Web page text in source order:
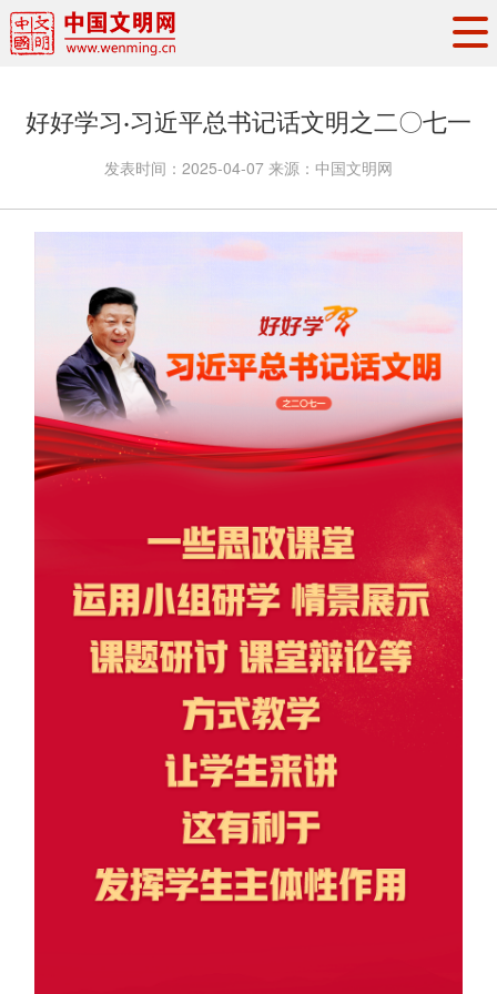
权威发布
资讯联播
地方交流
文明培育
文明实践
文明创建
文明之光
文明影音 文明矩阵
好好学习·习近平总书记话文明之二〇七一
发表时间： 2025-04-07 来源： 中国文明网